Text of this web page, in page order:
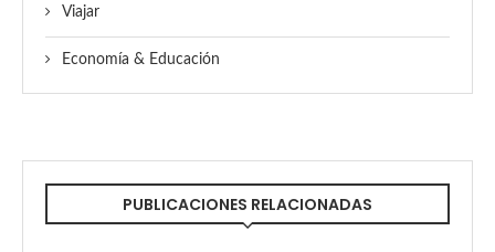
Viajar
Economía & Educación
PUBLICACIONES RELACIONADAS